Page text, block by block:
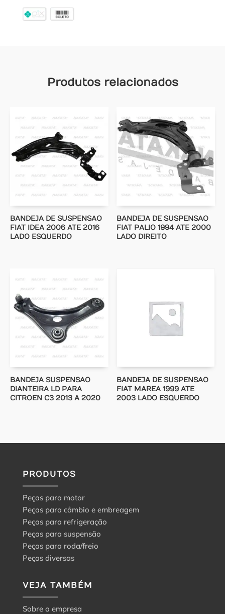
Produtos relacionados
BANDEJA DE SUSPENSAO
FIAT IDEA 2006 ATE 2016
LADO ESQUERDO
BANDEJA DE SUSPENSAO
FIAT PALIO 1994 ATE 2000
LADO DIREITO
BANDEJA SUSPENSAO
DIANTEIRA LD PARA
CITROEN C3 2013 A 2020
BANDEJA DE SUSPENSAO
FIAT MAREA 1999 ATE
2003 LADO ESQUERDO
PRODUTOS
Peças para motor
Peças para câmbio e embreagem
Peças para refrigeração
Peças para suspensão
Peças para roda/freio
Peças diversas
VEJA TAMBÉM
Sobre a empresa